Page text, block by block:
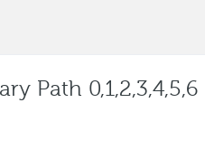
Path 0,1,2,3,4,5,6